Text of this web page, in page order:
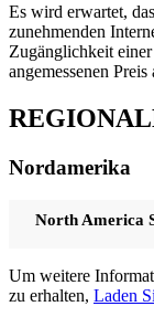
Es wird erwartet,
zunehmenden
Zugänglichkeit
angemessenen
Nordamerika
North America
Um weitere
zu erhalten, Laden